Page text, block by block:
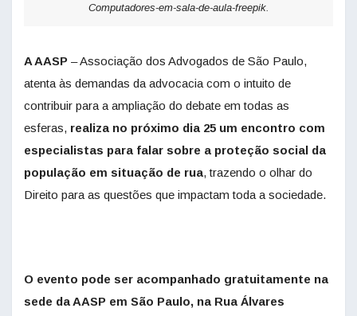
Computadores-em-sala-de-aula-freepik.
A AASP – Associação dos Advogados de São Paulo,
atenta às demandas da advocacia com o intuito de
contribuir para a ampliação do debate em todas as
esferas, realiza no próximo dia 25 um encontro com
especialistas para falar sobre a proteção social da
população em situação de rua, trazendo o olhar do
Direito para as questões que impactam toda a sociedade.
O evento pode ser acompanhado gratuitamente na
sede da AASP em São Paulo, na Rua Álvares